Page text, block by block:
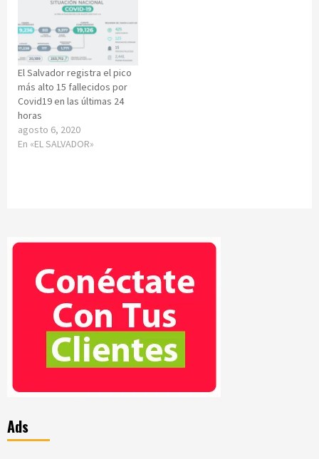
El Salvador registra el pico
más alto 15 fallecidos por
Covid19 en las últimas 24
horas
agosto 6, 2020
En «EL SALVADOR»
Ads